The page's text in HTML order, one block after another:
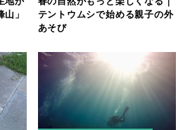
」
テントウムシで始める親子の外
あそび